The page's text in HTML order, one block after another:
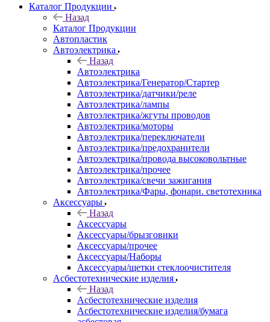
Каталог Продукции
Назад
Каталог Продукции
Автопластик
Автоэлектрика
Назад
Автоэлектрика
Автоэлектрика/Генератор/Стартер
Автоэлектрика/датчики/реле
Автоэлектрика/лампы
Автоэлектрика/жгуты проводов
Автоэлектрика/моторы
Автоэлектрика/переключатели
Автоэлектрика/предохранители
Автоэлектрика/провода высоковольтные
Автоэлектрика/прочее
Автоэлектрика/свечи зажигания
Автоэлектрика/Фары, фонари. светотехника
Аксессуары
Назад
Аксессуары
Аксессуары/брызговики
Аксессуары/прочее
Аксессуары/Наборы
Аксессуары/щетки стеклоочистителя
Асбестотехнические изделия
Назад
Асбестотехнические изделия
Асбестотехнические изделия/бумага